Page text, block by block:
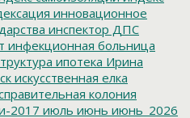
инновационное
инспектор ДПС
инфекционная больница
ипотека Ирина
искусственная елка
колония
2017 июль июнь июнь_2026